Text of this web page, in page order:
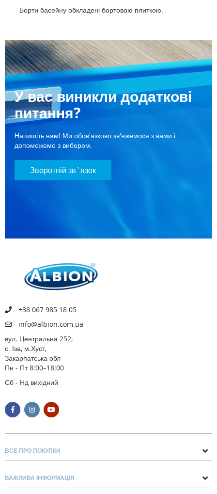
Борти басейну обкладені бортовою плиткою.
У вас виникли додаткові
питання?
Напишіть нам! Ми обов'язково зв'яжемося з вами і
допоможемо з вибором.
Зворотній зв`язок
+38 067 985 18 05
info@albion.com.ua
вул. Центральна 252,
с. Іза, м.Хуст,
Закарпатська обл
Пн - Пт 8:00–18:00
Сб - Нд вихідний
ВСЕ ПРО ПОКУПКИ
Про нас
ВАЖЛИВА ІНФОРМАЦІЯ